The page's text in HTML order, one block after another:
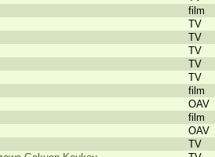
film
TV
TV
TV
TV
TV
film
OAV
film
OAV
TV